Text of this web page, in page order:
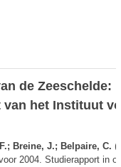
de Zeeschelde:
het Instituut
Breine, J.; Belpaire, C.
2004. Studierapport in